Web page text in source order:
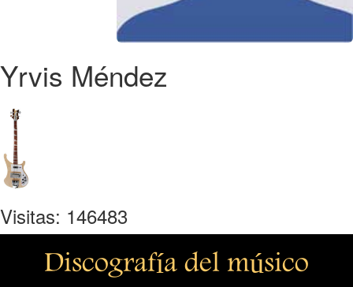
Yrvis Méndez
Visitas: 146483
Discografía del músico